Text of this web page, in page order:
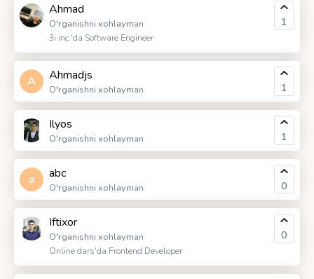
Ahmad
O'rganishni xohlayman
3i inc.'da Software Engineer
1
A Ahmadjs
O'rganishni xohlayman 1
Ilyos
O'rganishni xohlayman 1
a abc
O'rganishni xohlayman 0
Iftixor
O'rganishni xohlayman
Online dars'da Frontend Developer
0